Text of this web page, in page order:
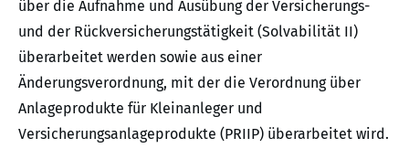
über die Aufnahme und Ausübung der Versicherungs-
und der Rückversicherungstätigkeit (Solvabilität II)
überarbeitet werden sowie aus einer
Änderungsverordnung, mit der die Verordnung über
Anlageprodukte für Kleinanleger und
Versicherungsanlageprodukte (PRIIP) überarbeitet wird.